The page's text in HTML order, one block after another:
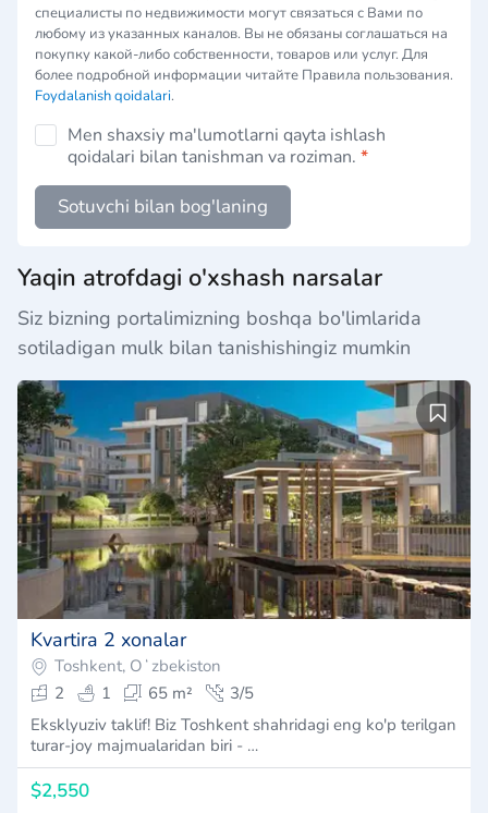
специалисты по недвижимости могут связаться с Вами по
любому из указанных каналов. Вы не обязаны соглашаться на
покупку какой-либо собственности, товаров или услуг. Для
более подробной информации читайте Правила пользования.
Foydalanish qoidalari.
Men shaxsiy ma'lumotlarni qayta ishlash
qoidalari bilan tanishman va roziman. *
Sotuvchi bilan bog'laning
Yaqin atrofdagi o'xshash narsalar
Siz bizning portalimizning boshqa bo'limlarida
sotiladigan mulk bilan tanishishingiz mumkin
Kvartira 2 xonalar
Toshkent, Oʻzbekiston
2
1 65 m²
3/5
Eksklyuziv taklif! Biz Toshkent shahridagi eng ko'p terilgan
turar-joy majmualaridan biri - …
$2,550